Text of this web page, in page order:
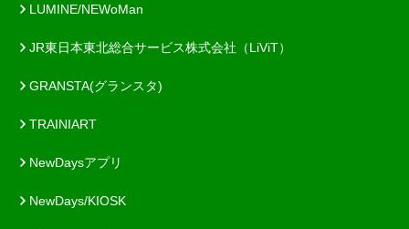
LUMINE/NEWoMan
JR東日本東北総合サービス株式会社（LiViT）
GRANSTA(グランスタ)
TRAINIART
NewDaysアプリ
NewDays/KIOSK